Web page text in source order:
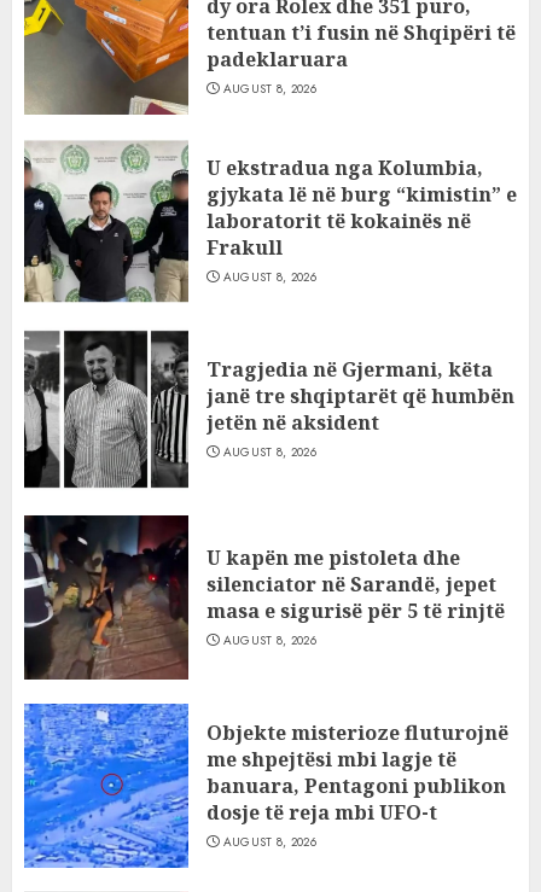
dy ora Rolex dhe 351 puro,
tentuan t’i fusin në Shqipëri të
padeklaruara
AUGUST 8, 2026
U ekstradua nga Kolumbia,
gjykata lë në burg “kimistin” e
laboratorit të kokainës në
Frakull
AUGUST 8, 2026
Tragjedia në Gjermani, këta
janë tre shqiptarët që humbën
jetën në aksident
AUGUST 8, 2026
U kapën me pistoleta dhe
silenciator në Sarandë, jepet
masa e sigurisë për 5 të rinjtë
AUGUST 8, 2026
Objekte misterioze fluturojnë
me shpejtësi mbi lagje të
banuara, Pentagoni publikon
dosje të reja mbi UFO-t
AUGUST 8, 2026